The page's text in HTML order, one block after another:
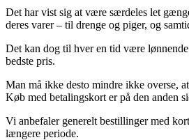
Det har vist sig at være særdeles let
deres varer – til drenge og piger, og
Det kan dog til hver en tid være
bedste pris.
Man må ikke desto mindre ikke overse,
Køb med betalingskort er på den anden
Vi anbefaler generelt bestillinger med
længere periode.